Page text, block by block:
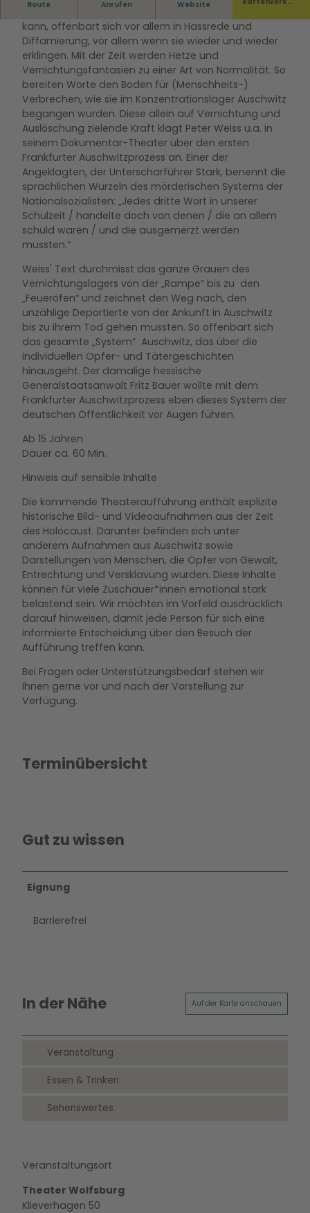
Route Anrufen Website
kann, offenbart sich vor allem in Hassrede und
Diffamierung, vor allem wenn sie wieder und wieder
erklingen. Mit der Zeit werden Hetze und
Vernichtungsfantasien zu einer Art von Normalität. So
bereiten Worte den Boden für (Menschheits-)
Verbrechen, wie sie im Konzentrationslager Auschwitz
begangen wurden. Diese allein auf Vernichtung und
Auslöschung zielende Kraft klagt Peter Weiss u.a. in
seinem Dokumentar-Theater über den ersten
Frankfurter Auschwitzprozess an. Einer der
Angeklagten, der Unterscharführer Stark, benennt die
sprachlichen Wurzeln des mörderischen Systems der
Nationalsozialisten: „Jedes dritte Wort in unserer
Schulzeit / handelte doch von denen / die an allem
schuld waren / und die ausgemerzt werden
mussten.“
Weiss' Text durchmisst das ganze Grauen des
Vernichtungslagers von der „Rampe“ bis zu den
„Feueröfen“ und zeichnet den Weg nach, den
unzählige Deportierte von der Ankunft in Auschwitz
bis zu ihrem Tod gehen mussten. So offenbart sich
das gesamte „System“ Auschwitz, das über die
individuellen Opfer- und Tätergeschichten
hinausgeht. Der damalige hessische
Generalstaatsanwalt Fritz Bauer wollte mit dem
Frankfurter Auschwitzprozess eben dieses System der
deutschen Öffentlichkeit vor Augen führen.
Ab 15 Jahren
Dauer ca. 60 Min.
Hinweis auf sensible Inhalte
Die kommende Theateraufführung enthält explizite
historische Bild- und Videoaufnahmen aus der Zeit
des Holocaust. Darunter befinden sich unter
anderem Aufnahmen aus Auschwitz sowie
Darstellungen von Menschen, die Opfer von Gewalt,
Entrechtung und Versklavung wurden. Diese Inhalte
können für viele Zuschauer*innen emotional stark
belastend sein. Wir möchten im Vorfeld ausdrücklich
darauf hinweisen, damit jede Person für sich eine
informierte Entscheidung über den Besuch der
Aufführung treffen kann.
Bei Fragen oder Unterstützungsbedarf stehen wir
Ihnen gerne vor und nach der Vorstellung zur
Verfügung.
Terminübersicht
Gut zu wissen
Eignung
Barrierefrei
In der Nähe Auf der Karte anschauen
Veranstaltung
Essen & Trinken
Sehenswertes
Veranstaltungsort
Theater Wolfsburg
Klieverhagen 50